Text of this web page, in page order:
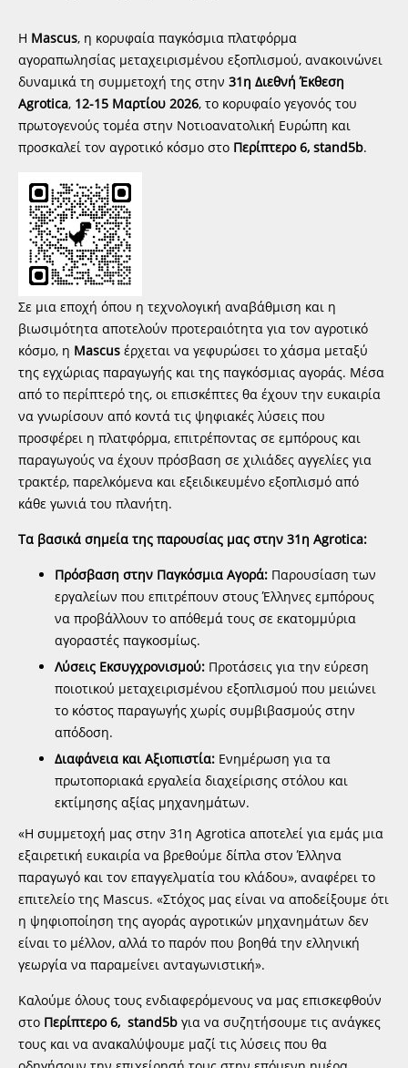
Η Mascus, η κορυφαία παγκόσμια πλατφόρμα
αγοραπωλησίας μεταχειρισμένου εξοπλισμού, ανακοινώνει
δυναμικά τη συμμετοχή της στην 31η Διεθνή Έκθεση
Agrotica, 12-15 Μαρτίου 2026, το κορυφαίο γεγονός του
πρωτογενούς τομέα στην Νοτιοανατολική Ευρώπη και
προσκαλεί τον αγροτικό κόσμο στο Περίπτερο 6, stand5b.
Σε μια εποχή όπου η τεχνολογική αναβάθμιση και η
βιωσιμότητα αποτελούν προτεραιότητα για τον αγροτικό
κόσμο, η Mascus έρχεται να γεφυρώσει το χάσμα μεταξύ
της εγχώριας παραγωγής και της παγκόσμιας αγοράς. Μέσα
από το περίπτερό της, οι επισκέπτες θα έχουν την ευκαιρία
να γνωρίσουν από κοντά τις ψηφιακές λύσεις που
προσφέρει η πλατφόρμα, επιτρέποντας σε εμπόρους και
παραγωγούς να έχουν πρόσβαση σε χιλιάδες αγγελίες για
τρακτέρ, παρελκόμενα και εξειδικευμένο εξοπλισμό από
κάθε γωνιά του πλανήτη.
Τα βασικά σημεία της παρουσίας μας στην 31η Agrotica:
Πρόσβαση στην Παγκόσμια Αγορά: Παρουσίαση των
εργαλείων που επιτρέπουν στους Έλληνες εμπόρους
να προβάλλουν το απόθεμά τους σε εκατομμύρια
αγοραστές παγκοσμίως.
Λύσεις Εκσυγχρονισμού: Προτάσεις για την εύρεση
ποιοτικού μεταχειρισμένου εξοπλισμού που μειώνει
το κόστος παραγωγής χωρίς συμβιβασμούς στην
απόδοση.
Διαφάνεια και Αξιοπιστία: Ενημέρωση για τα
πρωτοποριακά εργαλεία διαχείρισης στόλου και
εκτίμησης αξίας μηχανημάτων.
«Η συμμετοχή μας στην 31η Agrotica αποτελεί για εμάς μια
εξαιρετική ευκαιρία να βρεθούμε δίπλα στον Έλληνα
παραγωγό και τον επαγγελματία του κλάδου», αναφέρει το
επιτελείο της Mascus. «Στόχος μας είναι να αποδείξουμε ότι
η ψηφιοποίηση της αγοράς αγροτικών μηχανημάτων δεν
είναι το μέλλον, αλλά το παρόν που βοηθά την ελληνική
γεωργία να παραμείνει ανταγωνιστική».
Καλούμε όλους τους ενδιαφερόμενους να μας επισκεφθούν
στο Περίπτερο 6, stand5b για να συζητήσουμε τις ανάγκες
τους και να ανακαλύψουμε μαζί τις λύσεις που θα